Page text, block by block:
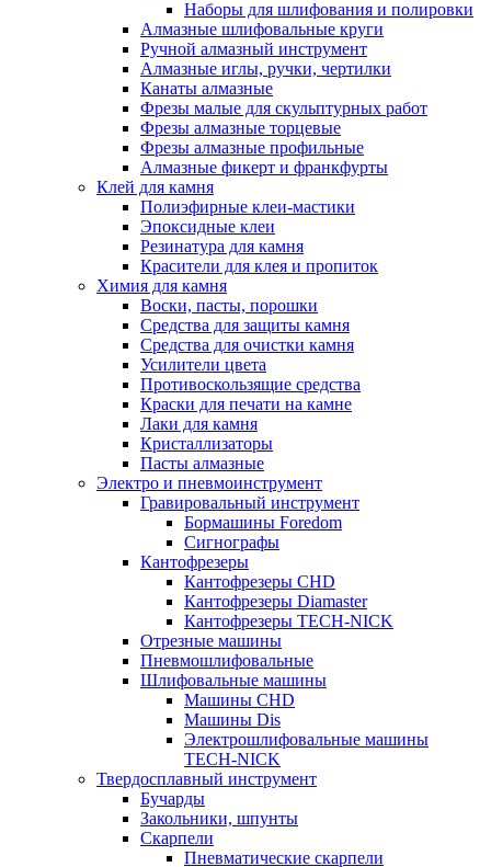
Наборы для шлифования и полировки
Алмазные шлифовальные круги
Ручной алмазный инструмент
Алмазные иглы, ручки, чертилки
Канаты алмазные
Фрезы малые для скульптурных работ
Фрезы алмазные торцевые
Фрезы алмазные профильные
Алмазные фикерт и франкфурты
Клей для камня
Полиэфирные клеи-мастики
Эпоксидные клеи
Резинатура для камня
Красители для клея и пропиток
Химия для камня
Воски, пасты, порошки
Средства для защиты камня
Средства для очистки камня
Усилители цвета
Противоскользящие средства
Краски для печати на камне
Лаки для камня
Кристаллизаторы
Пасты алмазные
Электро и пневмоинструмент
Гравировальный инструмент
Бормашины Foredom
Сигнографы
Кантофрезеры
Кантофрезеры CHD
Кантофрезеры Diamaster
Кантофрезеры TECH-NICK
Отрезные машины
Пневмошлифовальные
Шлифовальные машины
Машины CHD
Машины Dis
Электрошлифовальные машины
TECH-NICK
Твердосплавный инструмент
Бучарды
Закольники, шпунты
Скарпели
Пневматические скарпели